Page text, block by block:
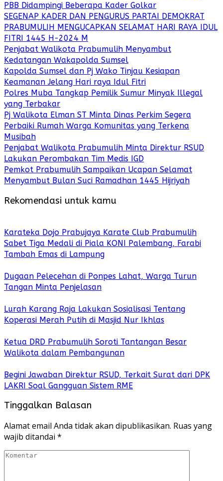
PBB Didampingi Beberapa Kader Golkar
SEGENAP KADER DAN PENGURUS PARTAI DEMOKRAT
PRABUMULIH MENGUCAPKAN SELAMAT HARI RAYA IDUL
FITRI 1445 H-2024 M
Penjabat Walikota Prabumulih Menyambut
Kedatangan Wakapolda Sumsel
Kapolda Sumsel dan Pj Wako Tinjau Kesiapan
Keamanan Jelang Hari raya Idul Fitri
Polres Muba Tangkap Pemilik Sumur Minyak Illegal
yang Terbakar
Pj Walikota Elman ST Minta Dinas Perkim Segera
Perbaiki Rumah Warga Komunitas yang Terkena
Musibah
Penjabat Walikota Prabumulih Minta Direktur RSUD
Lakukan Perombakan Tim Medis IGD
Pemkot Prabumulih Sampaikan Ucapan Selamat
Menyambut Bulan Suci Ramadhan 1445 Hijriyah
Rekomendasi untuk kamu
Karateka Dojo Prabujaya Karate Club Prabumulih
Sabet Tiga Medali di Piala KONI Palembang, Farabi
Tambah Emas di Lampung
Dugaan Pelecehan di Ponpes Lahat, Warga Turun
Tangan Minta Penjelasan
Lurah Karang Raja Lakukan Sosialisasi Tentang
Koperasi Merah Putih di Masjid Nur Ikhlas
Ketua DRD Prabumulih Soroti Tantangan Besar
Walikota dalam Pembangunan
Begini Jawaban Direktur RSUD, Terkait Surat dari DPK
LAKRI Soal Gangguan Sistem RME
Tinggalkan Balasan
Alamat email Anda tidak akan dipublikasikan. Ruas yang
wajib ditandai *